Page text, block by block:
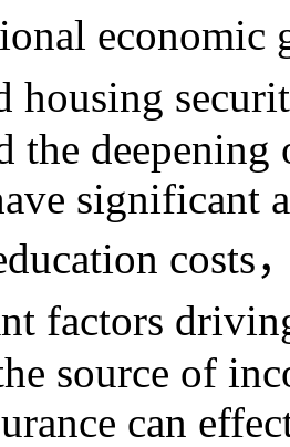
housing
the
significant
costs
factors
source of
can